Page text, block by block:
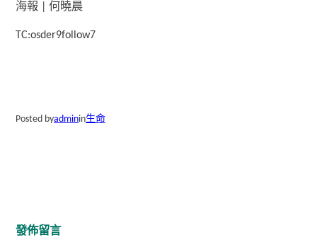
海報 | 何曉晨
TC:osder9follow7
Posted byadminin生命
發佈留言